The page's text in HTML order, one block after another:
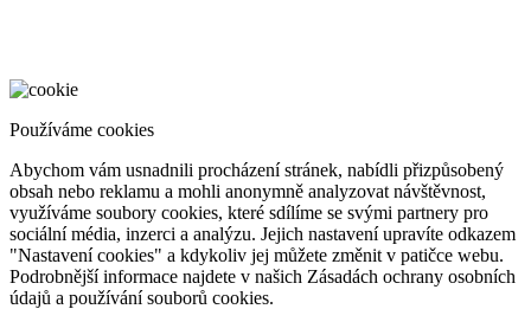
Používáme cookies
Abychom vám usnadnili procházení stránek, nabídli přizpůsobený
obsah nebo reklamu a mohli anonymně analyzovat návštěvnost,
využíváme soubory cookies, které sdílíme se svými partnery pro
sociální média, inzerci a analýzu. Jejich nastavení upravíte odkazem
"Nastavení cookies" a kdykoliv jej můžete změnit v patičce webu.
Podrobnější informace najdete v našich Zásadách ochrany osobních
údajů a používání souborů cookies.